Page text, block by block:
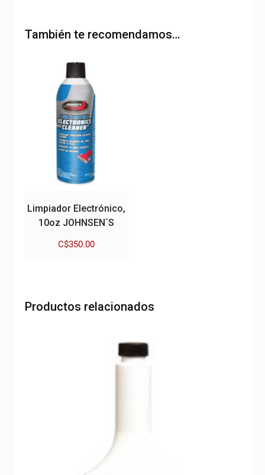
También te recomendamos…
Limpiador Electrónico,
10oz JOHNSEN´S
C$350.00
Productos relacionados